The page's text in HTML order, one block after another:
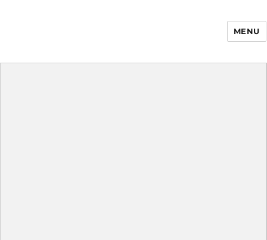
Enfance Made in
MENU